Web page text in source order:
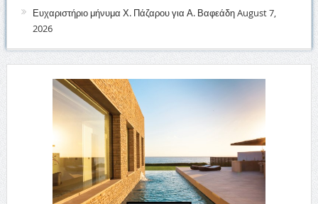
Ευχαριστήριο μήνυμα Χ. Πάζαρου για Α. ΒαφεάδηAugust 7,
2026